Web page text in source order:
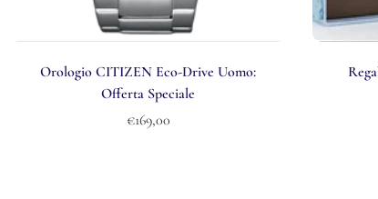
Orologio CITIZEN Eco-Drive Uomo:
Offerta Speciale
€169,00